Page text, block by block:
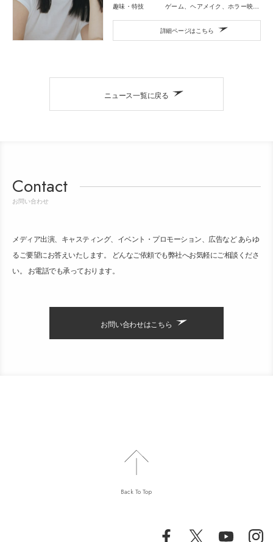
趣味・特技
ゲーム、ヘアメイク、ホラー映画鑑賞、画像編集
詳細ページはこちら
ニュース一覧に戻る
Contact
お問い合わせ
メディア出演、キャスティング、イベント・プロモーション、広告など あらゆ
るご要望にお答えいたします。 どんなご依頼でも弊社へお気軽にご相談くださ
い。 お電話でも承っております。
お問い合わせはこちら
Back To Top